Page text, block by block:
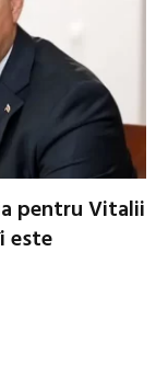
pentru Vitalii
este